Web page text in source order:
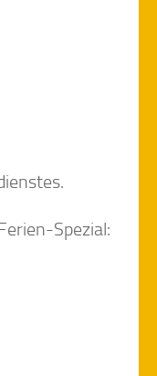
Spezial: